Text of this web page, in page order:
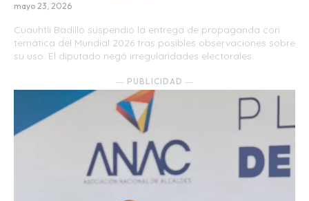
mayo 23, 2026
Cuauhtli Badillo suspendió la entrega de propaganda con
temática del Mundial 2026 tras posibles observaciones sobre
su uso. El diputado negó irregularidades electorales.
― PUBLICIDAD ―